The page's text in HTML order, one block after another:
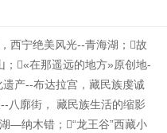
西宁绝美风光--青海湖；故
；«在那遥远的地方»原创地-
产--布达拉宫，藏民族虔诚
八廓街， 藏民族生活的缩影
—纳木错；“龙王谷”西藏小